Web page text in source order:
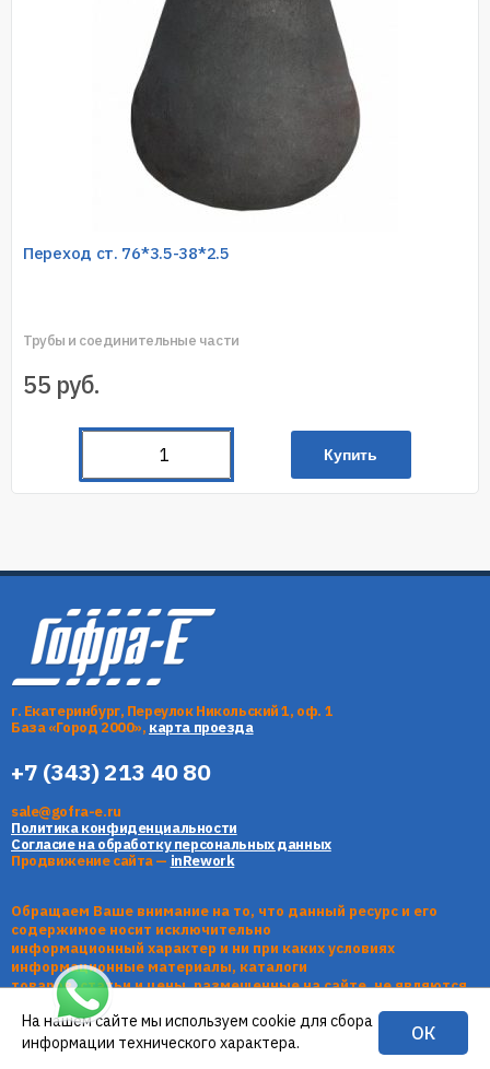
Переход ст. 76*3.5-38*2.5
Трубы и соединительные части
55 руб.
Купить
г. Екатеринбург, Переулок Никольский 1, оф. 1
База «Город 2000», карта проезда
+7 (343) 213 40 80
sale@gofra-e.ru
Политика конфиденциальности
Согласие на обработку персональных данных
Продвижение сайта — inRework
Обращаем Ваше внимание на то, что данный ресурс и его
содержимое носит исключительно
информационный характер и ни при каких условиях
информационные материалы, каталоги
товаров, статьи и цены, размещенные на сайте, не являются
публичной офертой, определяемой
положениями Статьи 437 Гражданского кодекса РФ.
На нашем сайте мы используем cookie для сбора
информации технического характера.
ОК